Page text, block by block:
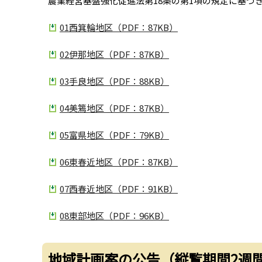
01西箕輪地区（PDF：87KB）
02伊那地区（PDF：87KB）
03手良地区（PDF：88KB）
04美篶地区（PDF：87KB）
05富県地区（PDF：79KB）
06東春近地区（PDF：87KB）
07西春近地区（PDF：91KB）
08東部地区（PDF：96KB）